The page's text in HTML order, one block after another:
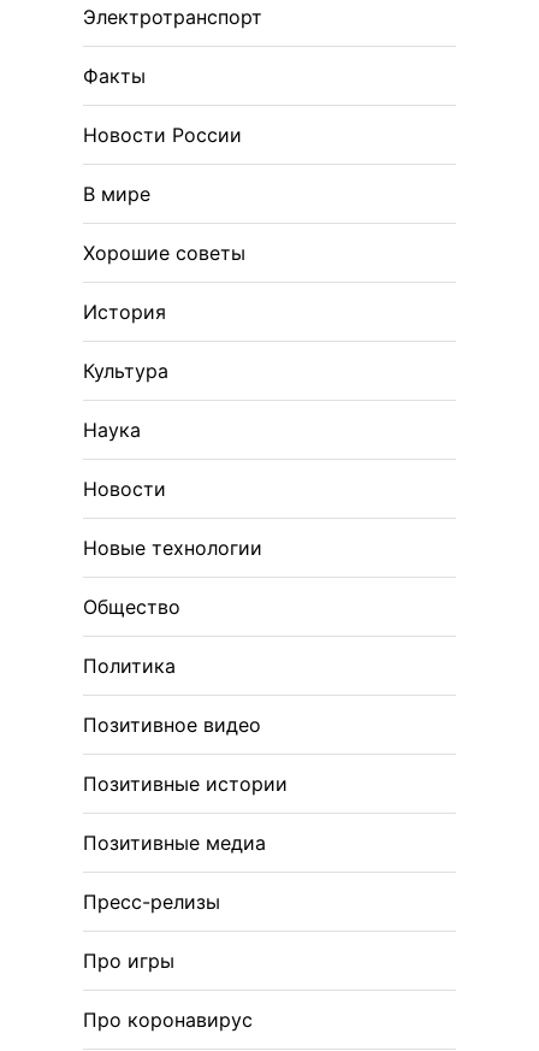
Электротранспорт
Факты
Новости России
В мире
Хорошие советы
История
Культура
Наука
Новости
Новые технологии
Общество
Политика
Позитивное видео
Позитивные истории
Позитивные медиа
Пресс-релизы
Про игры
Про коронавирус